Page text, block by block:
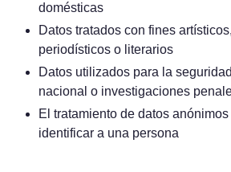
domésticas
Datos tratados con fines
periodísticos o literarios
Datos utilizados para la
nacional o investigaciones
El tratamiento de datos
identificar a una persona